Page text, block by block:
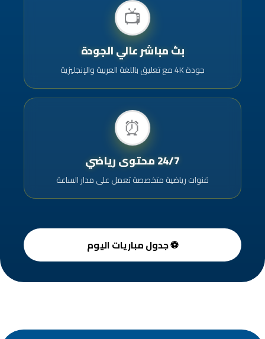
📺
بث مباشر عالي الجودة
جودة 4K مع تعليق باللغة العربية والإنجليزية
⏰
24/7 محتوى رياضي
قنوات رياضية متخصصة تعمل على مدار الساعة
⚽ جدول مباريات اليوم